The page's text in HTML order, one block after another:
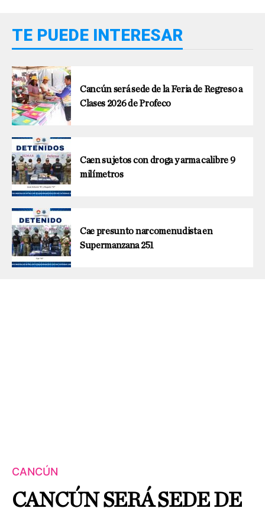
TE PUEDE INTERESAR
Cancún será sede de la Feria de Regreso a
Clases 2026 de Profeco
Caen sujetos con droga y arma calibre 9
milímetros
Cae presunto narcomenudista en
Supermanzana 251
CANCÚN
CANCÚN SERÁ SEDE DE